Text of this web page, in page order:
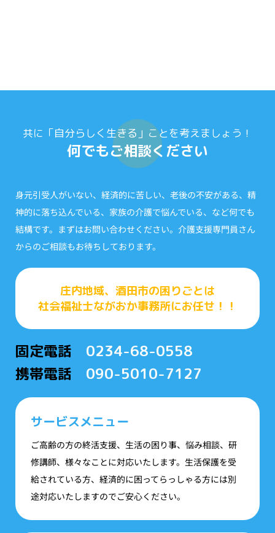
共に「自分らしく生きる」ことを考えましょう！
何でもご相談ください
身元引受人がいない、経済的に苦しい、老後の不安がある、精
神的に落ち込んでいる、家族の介護で悩んでいる、など何でも
結構です。まずはお問い合わせください。介護支援専門員さん
からのご相談もお待ちしております。
庄内地域、酒田市の困りごとは
社会福祉士ながおか事務所にお任せ！！
固定電話 0234-68-0558
携帯電話 090-5010-7127
サービスメニュー
ご高齢の方の終活支援、生活の困り事、悩み相談、研
修講師、様々なことに対応いたします。生活保護を受
給されている方、経済的に困ってらっしゃる方には別
途対応いたしますのでご安心ください。